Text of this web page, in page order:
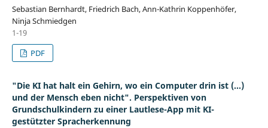
Sebastian Bernhardt, Friedrich Bach, Ann-Kathrin Koppenhöfer,
Ninja Schmiedgen
1-19
PDF
"Die KI hat halt ein Gehirn, wo ein Computer drin ist (...)
und der Mensch eben nicht". Perspektiven von
Grundschulkindern zu einer Lautlese-App mit KI-
gestützter Spracherkennung